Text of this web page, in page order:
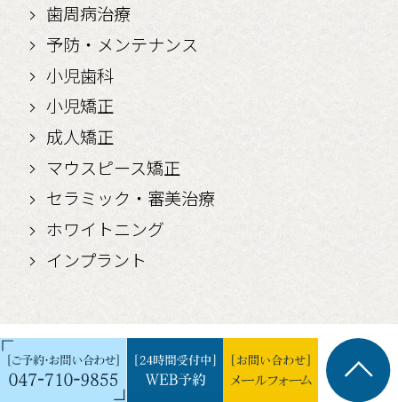
歯周病治療
予防・メンテナンス
小児歯科
小児矯正
成人矯正
マウスピース矯正
セラミック・審美治療
ホワイトニング
インプラント
©yagirishika.jp